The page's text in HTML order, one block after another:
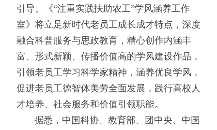
引导。《“注重实践扶助农工”学风涵养工作
室》将立足新时代老员工成长成才特点，深度
融合科普服务与思政教育，精心创作内涵丰
富、形式新颖、传播价值高的学风建设作品，
引领老员工学习科学家精神，涵养优良学风，
促进老员工德智体美劳全面发展，践行高校人
才培养、社会服务和价值引领职能。
据悉，中国科协、教育部、团中央、中国